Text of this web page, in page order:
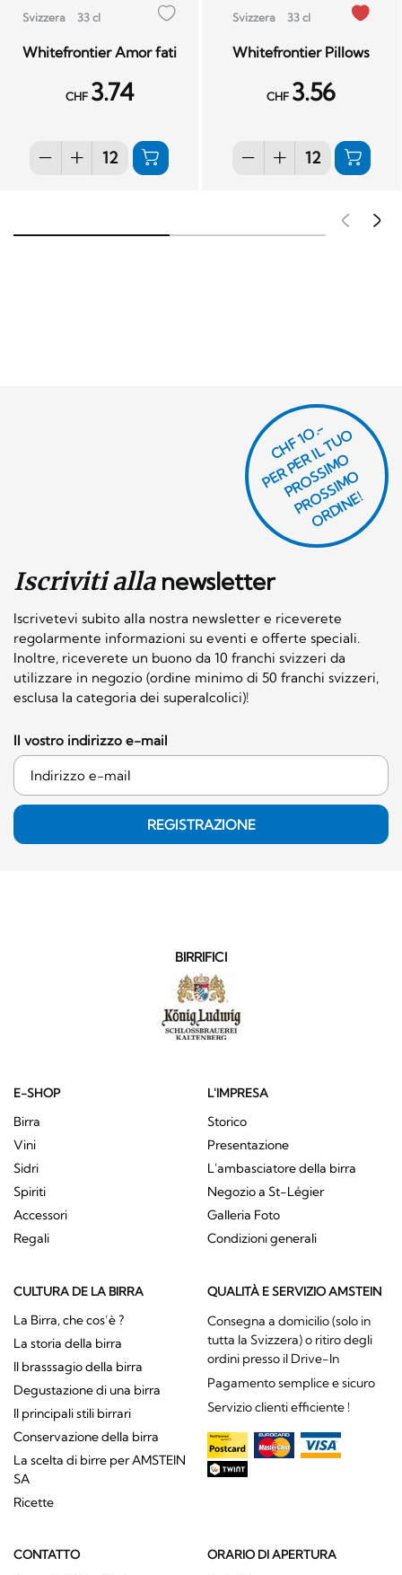
Svizzera 33 cl
Whitefrontier Amor fati
CHF 3.74
Svizzera 33 cl
Whitefrontier Pillows
CHF 3.56
Iscriviti allanewsletter
Iscrivetevi subito alla nostra newsletter e riceverete
regolarmente informazioni su eventi e offerte speciali.
Inoltre, riceverete un buono da 10 franchi svizzeri da
utilizzare in negozio (ordine minimo di 50 franchi svizzeri,
esclusa la categoria dei superalcolici)!
CHF 1O.-
P
E
R
P
E
R I
L
T
U
O
P
R
O
S
SI
M
O
P
R
O
S
SI
M
O
O
R
DI
N
E!
Il vostro indirizzo e-mail
REGISTRAZIONE
BIRRIFICI
E-SHOP
Birra
Vini
Sidri
Spiriti
Accessori
Regali
L'IMPRESA
Storico
Presentazione
L'ambasciatore della birra
Negozio a St-Légier
Galleria Foto
Condizioni generali
CULTURA DE LA BIRRA
La Birra, che cos’è ?
La storia della birra
Il brasssagio della birra
Degustazione di una birra
Il principali stili birrari
Conservazione della birra
La scelta di birre per AMSTEIN
SA
Ricette
QUALITÀ E SERVIZIO AMSTEIN
Consegna a domicilio (solo in
tutta la Svizzera) o ritiro degli
ordini presso il Drive-In
Pagamento semplice e sicuro
Servizio clienti efficiente !
CONTATTO ORARIO DI APERTURA